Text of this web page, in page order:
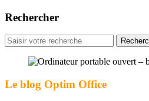
Rechercher
Rechercher
pour
Le blog Optim Office